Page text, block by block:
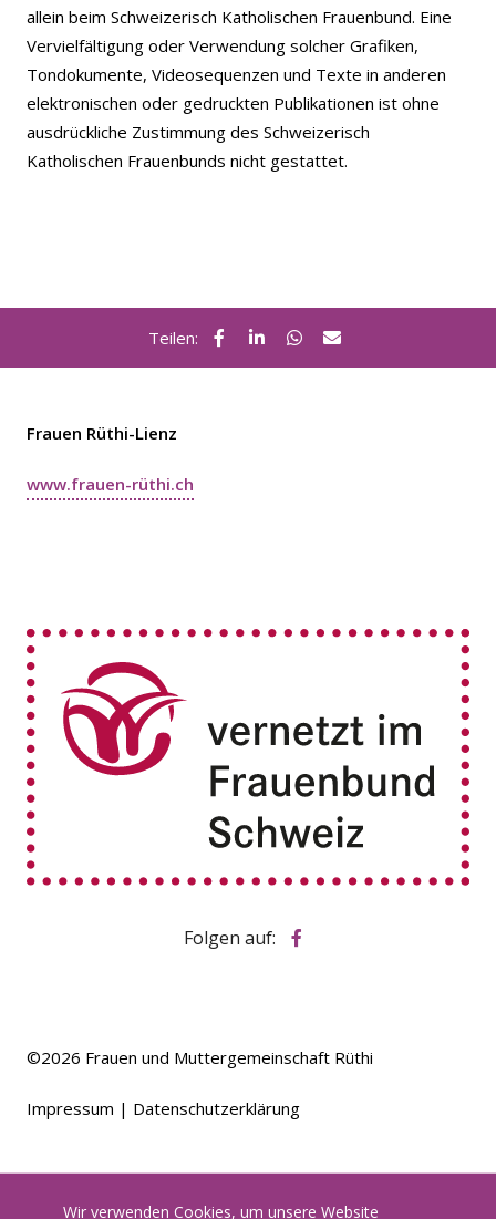
allein beim Schweizerisch Katholischen Frauenbund. Eine
Vervielfältigung oder Verwendung solcher Grafiken,
Tondokumente, Videosequenzen und Texte in anderen
elektronischen oder gedruckten Publikationen ist ohne
ausdrückliche Zustimmung des Schweizerisch
Katholischen Frauenbunds nicht gestattet.
Teilen:
Frauen Rüthi-Lienz
www.frauen-rüthi.ch
©2026 Frauen und Muttergemeinschaft Rüthi
Impressum Datenschutzerklärung
Folgen auf:
Wir verwenden Cookies, um unsere Website